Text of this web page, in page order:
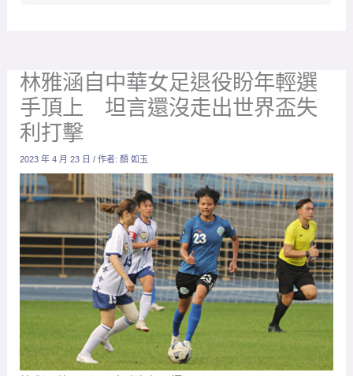
林雅涵自中華女足退役盼年輕選
手頂上 坦言還沒走出世界盃失
利打擊
2023 年 4 月 23 日/ 作者:顏 如玉